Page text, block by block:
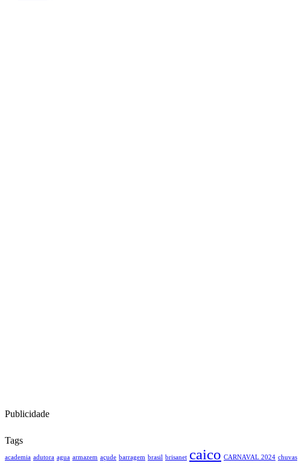
Publicidade
Tags
academia adutora agua armazem açude barragem brasil brisanet caico CARNAVAL 2024 chuvas